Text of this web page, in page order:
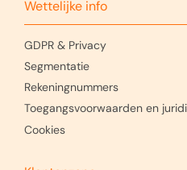
Wettelijke info
GDPR & Privacy
Segmentatie
Rekeningnummers
Toegangsvoorwaarden en
Cookies